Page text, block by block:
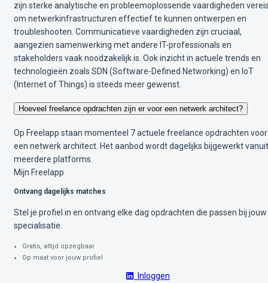
zijn sterke analytische en probleemoplossende vaardigheden
om netwerkinfrastructuren effectief te kunnen ontwerpen en
troubleshooten. Communicatieve vaardigheden zijn cruciaal,
aangezien samenwerking met andere IT-professionals en
stakeholders vaak noodzakelijk is. Ook inzicht in actuele trends en
technologieën zoals SDN (Software-Defined Networking) en IoT
(Internet of Things) is steeds meer gewenst.
Hoeveel freelance opdrachten zijn er voor een netwerk architect?
Op Freelapp staan momenteel 7 actuele freelance opdrachten voor
een netwerk architect. Het aanbod wordt dagelijks bijgewerkt vanuit
meerdere platforms.
Mijn Freelapp
Ontvang dagelijks matches
Stel je profiel in en ontvang elke dag opdrachten die passen bij jouw
specialisatie.
Gratis, altijd opzegbaar
Op maat voor jouw profiel
Inloggen